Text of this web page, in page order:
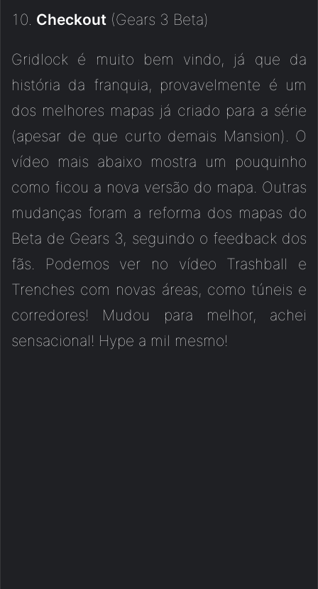
Checkout (Gears 3 Beta)
Gridlock é muito bem vindo, já que da
história da franquia, provavelmente é um
dos melhores mapas já criado para a série
(apesar de que curto demais Mansion). O
vídeo mais abaixo mostra um pouquinho
como ficou a nova versão do mapa. Outras
mudanças foram a reforma dos mapas do
Beta de Gears 3, seguindo o feedback dos
fãs. Podemos ver no vídeo Trashball e
Trenches com novas áreas, como túneis e
corredores! Mudou para melhor, achei
sensacional! Hype a mil mesmo!